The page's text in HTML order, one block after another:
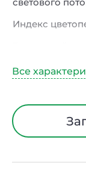
Индекс
Угол
Диапазон
температур
Класс защиты